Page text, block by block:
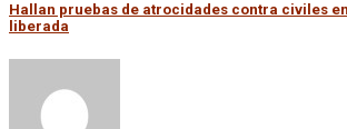
Hallan pruebas de atrocidades contra civiles
liberada